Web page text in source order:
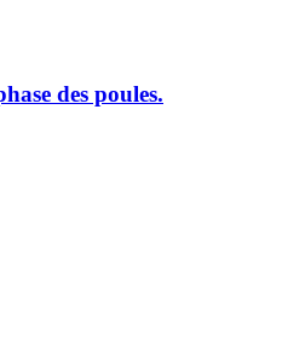
des poules.